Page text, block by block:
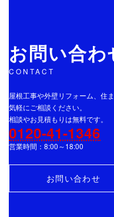
お問い合わ
CONTACT
屋根工事や外壁リフォーム、住
気軽にご相談ください。
相談やお見積もりは無料です。
0120-41-1346
営業時間：8:00～18:00
お問い合わせ